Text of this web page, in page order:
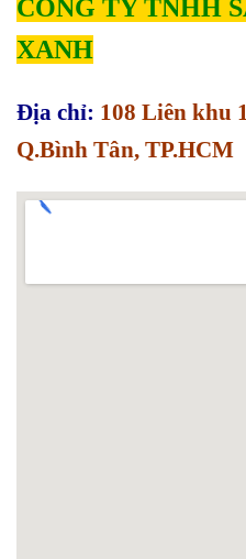
CÔNG TY TNHH
XANH
Địa chỉ: 108 Liên khu
Q.Bình Tân, TP.HCM